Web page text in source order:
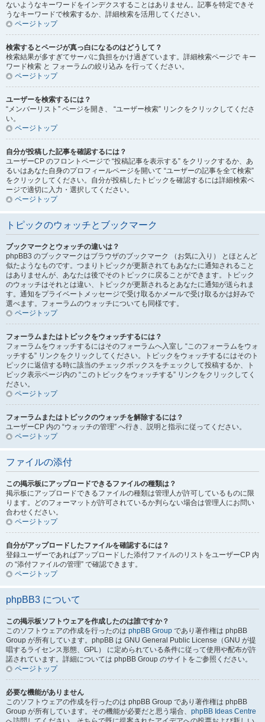
ないようなキーワードをインデクスすることはありません。記事を特定できそ
うなキーワードで検索するか、詳細検索を活用してください。
ページトップ
検索するとページが真っ白になるのはどうして？
検索結果が多すぎてサーバに負担をかけ過ぎています。詳細検索ページで キー
ワード検索 と フォーラムの絞り込み を行ってください。
ページトップ
ユーザーを検索するには？
“メンバーリスト” ページを開き、 “ユーザー検索” リンクをクリックしてくださ
い。
ページトップ
自分が投稿した記事を確認するには？
ユーザーCP のフロントページで “投稿記事を表示する” をクリックするか、あ
るいはあなた自身のプロフィールページを開いて “ユーザーの記事を全て検索”
をクリックしてください。自分が投稿したトピックを確認するには詳細検索ペ
ージで適切に入力・選択してください。
ページトップ
トピックのウォッチとブックマーク
ブックマークとウォッチの違いは？
phpBB3 のブックマークはブラウザのブックマーク （お気に入り） とほとんど
似たようなものです。つまりトピックが更新されてもあなたに通知されること
はありませんが、あなたは後でそのトピックに戻ることができます。トピック
のウォッチはそれとは違い、トピックが更新されるとあなたに通知が送られま
す。通知をプライベートメッセージで受け取るかメールで受け取るかは好みで
選べます。フォーラムのウォッチについても同様です。
ページトップ
フォーラムまたはトピックをウォッチするには？
フォーラムをウォッチするにはそのフォーラムへ入室し “このフォーラムをウォ
ッチする” リンクをクリックしてください。トピックをウォッチするにはそのト
ピックに返信する時に該当のチェックボックスをチェックして投稿するか、ト
ピック表示ページ内の “このトピックをウォッチする” リンクをクリックしてく
ださい。
ページトップ
フォーラムまたはトピックのウォッチを解除するには？
ユーザーCP 内の “ウォッチの管理” へ行き、説明と指示に従ってください。
ページトップ
ファイルの添付
この掲示板にアップロードできるファイルの種類は？
掲示板にアップロードできるファイルの種類は管理人が許可しているものに限
ります。どのフォーマットが許可されているか判らない場合は管理人にお問い
合わせください。
ページトップ
自分がアップロードしたファイルを確認するには？
登録ユーザーであればアップロードした添付ファイルのリストをユーザーCP 内
の “添付ファイルの管理” で確認できます。
ページトップ
phpBB3 について
この掲示板ソフトウェアを作成したのは誰ですか？
このソフトウェアの作成を行ったのは phpBB Group であり著作権は phpBB
Group が所有しています。phpBB は GNU General Public License（GNU が提
唱するライセンス形態、GPL） に定められている条件に従って使用や配布が許
諾されています。詳細については phpBB Group のサイトをご参照ください。
ページトップ
必要な機能がありません
このソフトウェアの作成を行ったのは phpBB Group であり著作権は phpBB
Group が所有しています。その機能が必要だと思う場合、 phpBB Ideas Centre